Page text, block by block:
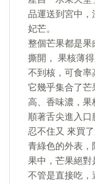
品運送到宮中
妃芒。
整個芒果都是
撕開， 果核薄
不到核，可食率
它幾乎集合了
高、香味濃，果
順著舌尖進入
忍不住又 來買
青綠色的外表，
果中，芒果絕對
不管是直接吃